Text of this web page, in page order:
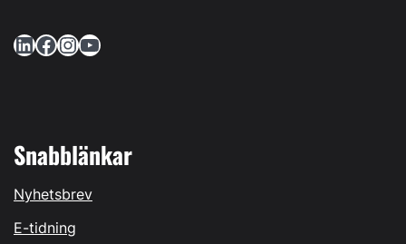
LinkedIn Facebook InstagramYouTube
Snabblänkar
Nyhetsbrev
E-tidning